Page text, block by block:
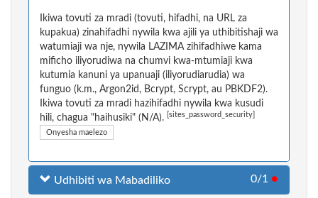
Ikiwa tovuti za mradi (tovuti, hifadhi, na URL za
kupakua) zinahifadhi nywila kwa ajili ya uthibitishaji wa
watumiaji wa nje, nywila LAZIMA zihifadhiwe kama
mificho iliyorudiwa na chumvi kwa-mtumiaji kwa
kutumia kanuni ya upanuaji (iliyorudiarudia) wa
funguo (k.m., Argon2id, Bcrypt, Scrypt, au PBKDF2).
Ikiwa tovuti za mradi hazihifadhi nywila kwa kusudi
hili, chagua "haihusiki" (N/A).
[sites_password_security]
Onyesha maelezo
Udhibiti wa Mabadiliko 0/1 ●